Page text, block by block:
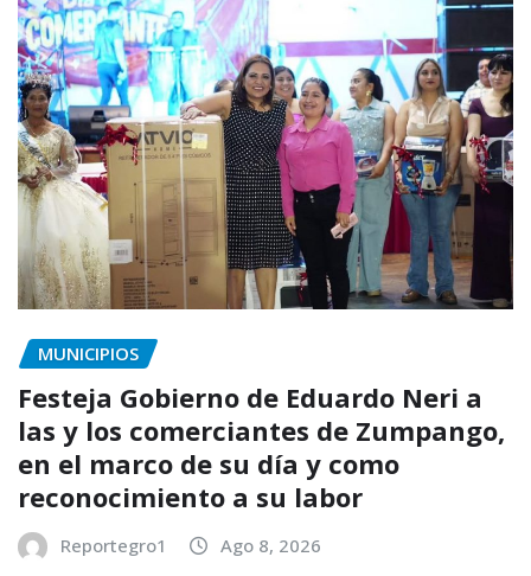
MUNICIPIOS
Festeja Gobierno de Eduardo Neri a
las y los comerciantes de Zumpango,
en el marco de su día y como
reconocimiento a su labor
Reportegro1 Ago 8, 2026